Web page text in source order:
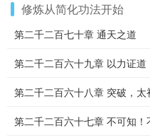
修炼从简化功法开始
第二千二百七十章 通天之道
第二千二百六十九章 以力证道
第二千二百六十八章 突破，太
第二千二百六十七章 不可知！